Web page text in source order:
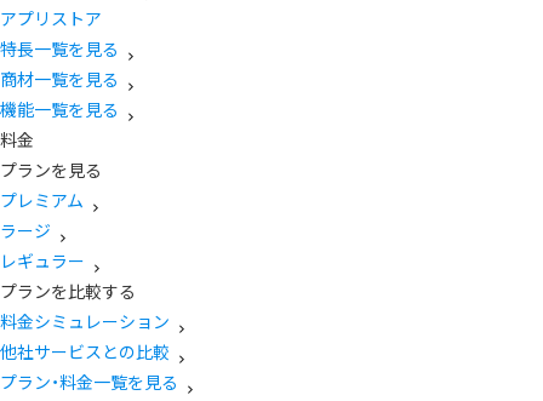
アプリストア
特長一覧を見る
商材一覧を見る
機能一覧を見る
料金
プランを見る
プレミアム
ラージ
レギュラー
プランを比較する
料金シミュレーション
他社サービスとの比較
プラン・料金一覧を見る